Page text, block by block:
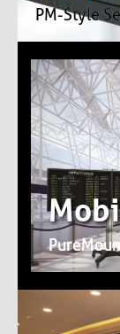
PM-Style